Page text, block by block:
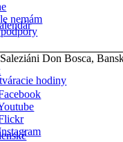
hodiny
nemám
Don Bosca,